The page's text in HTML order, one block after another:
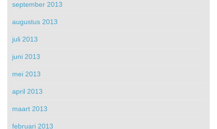
september 2013
augustus 2013
juli 2013
juni 2013
mei 2013
april 2013
maart 2013
februari 2013